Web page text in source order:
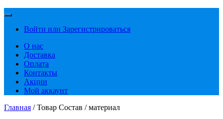
Войти или Зарегистрироваться
О нас
Доставка
Оплата
Контакты
Акции
Мой аккаунт
Главная / Товар Состав / материал